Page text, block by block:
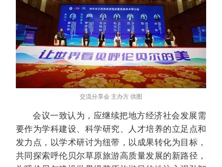
交流分享会 主办方 供图
会议一致认为，应继续把地方经济社会发展需
要作为学科建设、科学研究、人才培养的立足点和
发力点，以学术研讨为纽带，以成果转化为目标，
共同探索呼伦贝尔草原旅游高质量发展的新路径，